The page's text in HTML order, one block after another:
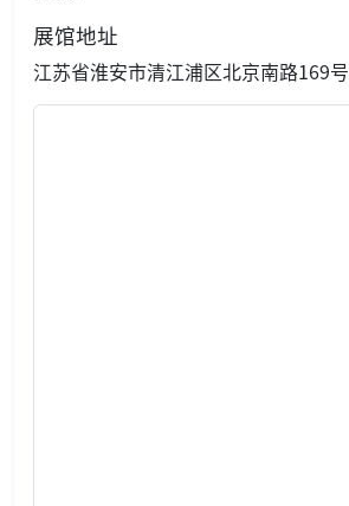
展馆地址
江苏省淮安市清江浦区北京南路169号